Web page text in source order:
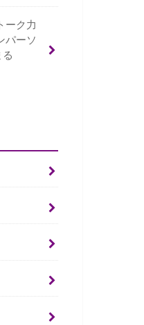
ーク力
パーソ